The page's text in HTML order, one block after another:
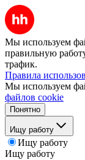
Мы используем
правильную
трафик.
Правила
Мы используем
файлов cookie
Понятно
Ищу работу
Ищу работу
Ищу работу